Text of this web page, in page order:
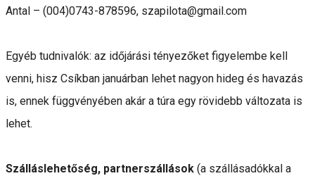
Antal – (004)0743-878596, szapilota@gmail.com
Egyéb tudnivalók: az időjárási tényezőket figyelembe kell
venni, hisz Csíkban januárban lehet nagyon hideg és havazás
is, ennek függvényében akár a túra egy rövidebb változata is
lehet.
Szálláslehetőség, partnerszállások (a szállásadókkal a